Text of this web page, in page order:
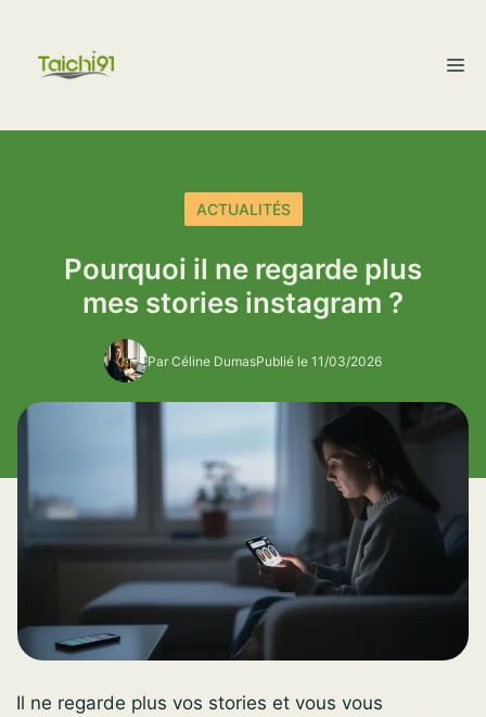
contenu
ACTUALITÉS
Pourquoi il ne regarde plus
mes stories instagram ?
Par Céline DumasPublié le 11/03/2026
Il ne regarde plus vos stories et vous vous